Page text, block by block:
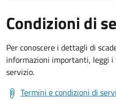
Condizioni di
Per conoscere i dettagli di
informazioni importanti, leggi
servizio.
Termini e condizioni di